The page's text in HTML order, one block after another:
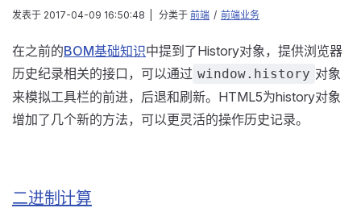
发表于 2017-04-09 16:50:48 分类于 前端 / 前端业务
在之前的BOM基础知识中提到了History对象，提供浏览器
历史纪录相关的接口，可以通过 window.history 对象
来模拟工具栏的前进，后退和刷新。HTML5为history对象
增加了几个新的方法，可以更灵活的操作历史记录。
二进制计算